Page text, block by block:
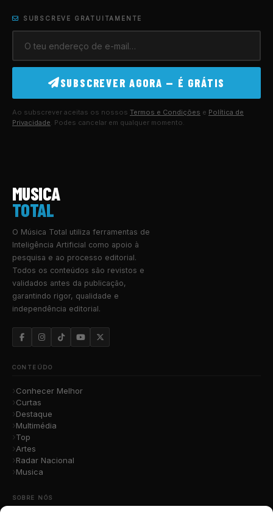
SUBSCREVE GRATUITAMENTE
SUBSCREVER AGORA — É GRÁTIS
Ao subscrever aceitas os nossos Termos e Condições e Política de
Privacidade. Podes cancelar em qualquer momento.
MUSICA
TOTAL
O Música Total utiliza ferramentas de
Inteligência Artificial como apoio à
pesquisa e ao processo editorial.
Todos os conteúdos são revistos e
validados antes da publicação,
garantindo rigor, qualidade e
independência editorial.
CONTEÚDO
Conhecer Melhor
Curtas
Destaque
Multimédia
Top
Artes
Radar Nacional
Musica
SOBRE NÓS